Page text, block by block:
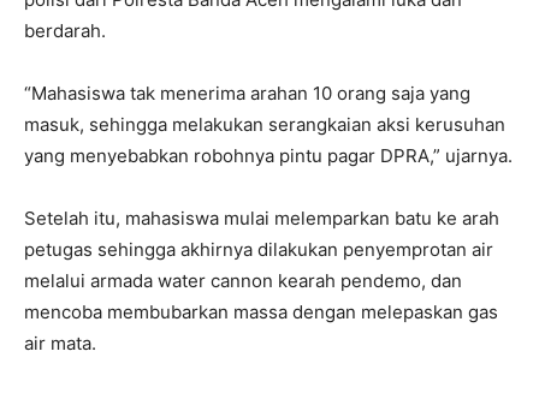
berdarah.
“Mahasiswa tak menerima arahan 10 orang saja yang
masuk, sehingga melakukan serangkaian aksi kerusuhan
yang menyebabkan robohnya pintu pagar DPRA,” ujarnya.
Setelah itu, mahasiswa mulai melemparkan batu ke arah
petugas sehingga akhirnya dilakukan penyemprotan air
melalui armada water cannon kearah pendemo, dan
mencoba membubarkan massa dengan melepaskan gas
air mata.